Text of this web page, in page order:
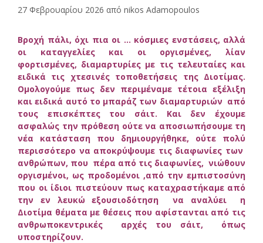
27 Φεβρουαρίου 2026 από nikos Adamopoulos
Βροχή πάλι, όχι πια οι … κόσμιες ενστάσεις, αλλά
οι καταγγελίες και οι οργισμένες, λίαν
φορτισμένες, διαμαρτυρίες με τις τελευταίες και
ειδικά τις χτεσινές τοποθετήσεις της Διοτίμας.
Ομολογούμε πως δεν περιμέναμε τέτοια εξέλιξη
και ειδικά αυτό το μπαράζ των διαμαρτυριών από
τους επισκέπτες του σάιτ. Και δεν έχουμε
ασφαλώς την πρόθεση ούτε να αποσιωπήσουμε τη
νέα κατάσταση που δημιουργήθηκε, ούτε πολύ
περισσότερο να αποκρύψουμε τις διαφωνίες των
ανθρώπων, που πέρα από τις διαφωνίες, νιώθουν
οργισμένοι, ως προδομένοι ,από την εμπιστοσύνη
που οι ίδιοι πιστεύουν πως καταχραστήκαμε από
την εν λευκώ εξουσιοδότηση να αναλύει η
Διοτίμα θέματα με θέσεις που αφίστανται από τις
ανθρωποκεντρικές αρχές του σάιτ, όπως
υποστηρίζουν.